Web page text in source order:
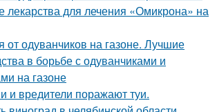
лекарства для лечения «Омикрона» на
от одуванчиков на газоне. Лучшие
в борьбе с одуванчиками и
на газоне
и вредители поражают туи.